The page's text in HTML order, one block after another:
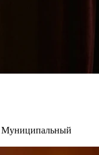
Муниципальный